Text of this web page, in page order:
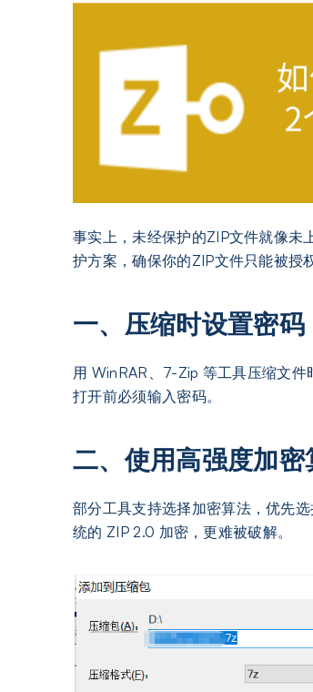
事实上，未经保护的ZIP文件就像未
护方案，确保你的ZIP文件只能被授
一、压缩时设置密码
用 WinRAR、7-Zip 等工具压缩文件
打开前必须输入密码。
二、使用高强度加密
部分工具支持选择加密算法，优先
统的 ZIP 2.0 加密，更难被破解。